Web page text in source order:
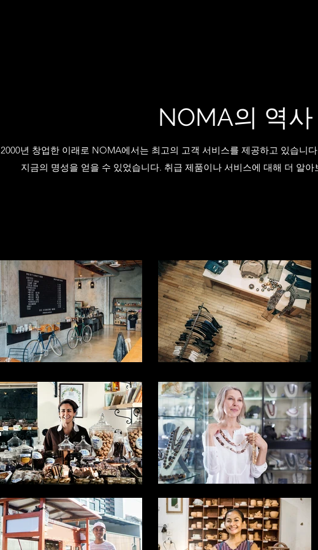
NOMA의 역사
2000년 창업한 이래로 NOMA에서는 최고의 고객 서비스를 제공하고 있습니
지금의 명성을 얻을 수 있었습니다. 취급 제품이나 서비스에 대해 더 알